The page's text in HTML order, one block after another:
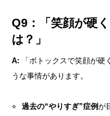
Q9：「笑顔が硬
は？」
A: 「ボトックスで笑顔が硬
うな事情があります。
過去の“やりすぎ”症例が